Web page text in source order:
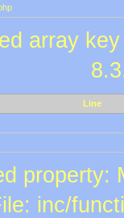
array
Line
property:
inc/